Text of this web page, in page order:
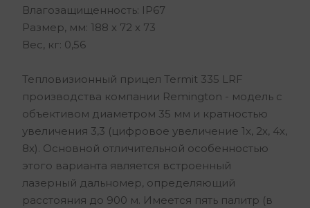
Влагозащищенность: IP67
Размер, мм: 188 х 72 х 73
Вес, кг: 0,56
Тепловизионный прицел Termit 335 LRF
производства компании Remington - модель с
объективом диаметром 35 мм и кратностью
увеличения 3,3 (цифровое увеличение 1х, 2х, 4х,
8х). Основной отличительной особенностью
этого варианта является встроенный
лазерный дальномер, определяющий
расстояния до 900 м. Имеется пять палитр (в